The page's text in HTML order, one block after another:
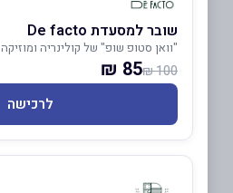
שובר למסעדת De facto
"וואן סטופ שופ" של קולינריה ומוזיקה
100 ₪
85 ₪
לרכישה